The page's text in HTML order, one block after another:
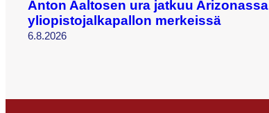
Anton Aaltosen ura jatkuu Arizonassa
yliopistojalkapallon merkeissä
6.8.2026